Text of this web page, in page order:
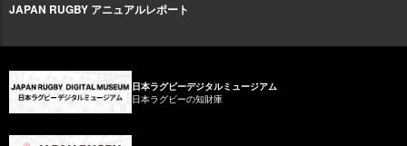
JAPAN RUGBY アニュアルレポート
日本ラグビーデジタルミュージアム
日本ラグビーの知財庫